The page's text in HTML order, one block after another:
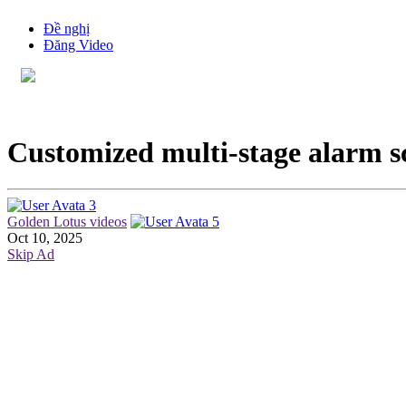
Đề nghị
Đăng Video
Customized multi-stage alarm
Golden Lotus videos
Oct 10, 2025
Skip Ad